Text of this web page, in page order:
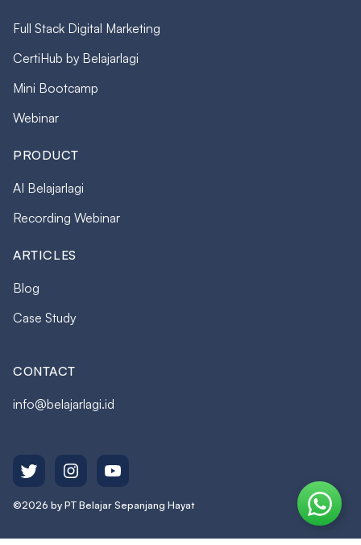
Full Stack Digital Marketing
CertiHub by Belajarlagi
Mini Bootcamp
Webinar
PRODUCT
AI Belajarlagi
Recording Webinar
ARTICLES
Blog
Case Study
CONTACT
info@belajarlagi.id
©2026 by PT Belajar Sepanjang Hayat